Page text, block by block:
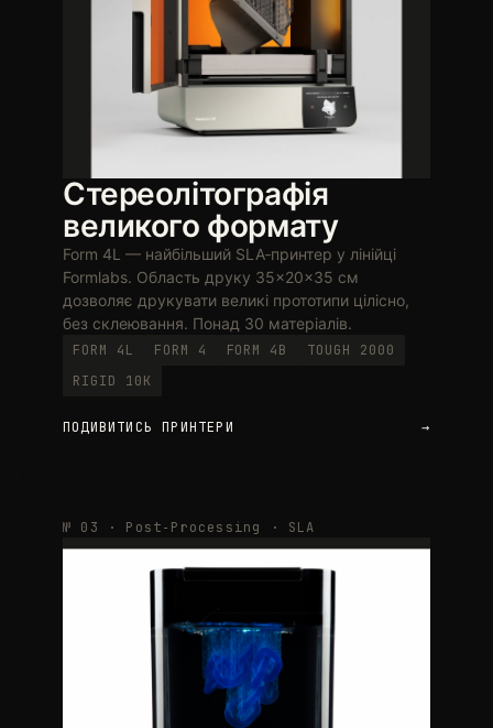
Стереолітографія
великого формату
Form 4L — найбільший SLA‑принтер у лінійці
Formlabs. Область друку 35×20×35 см
дозволяє друкувати великі прототипи цілісно,
без склеювання. Понад 30 матеріалів.
FORM 4L FORM 4 FORM 4B
TOUGH 2000
RIGID 10K
ПОДИВИТИСЬ ПРИНТЕРИ →
№ 03 · Post‑Processing · SLA